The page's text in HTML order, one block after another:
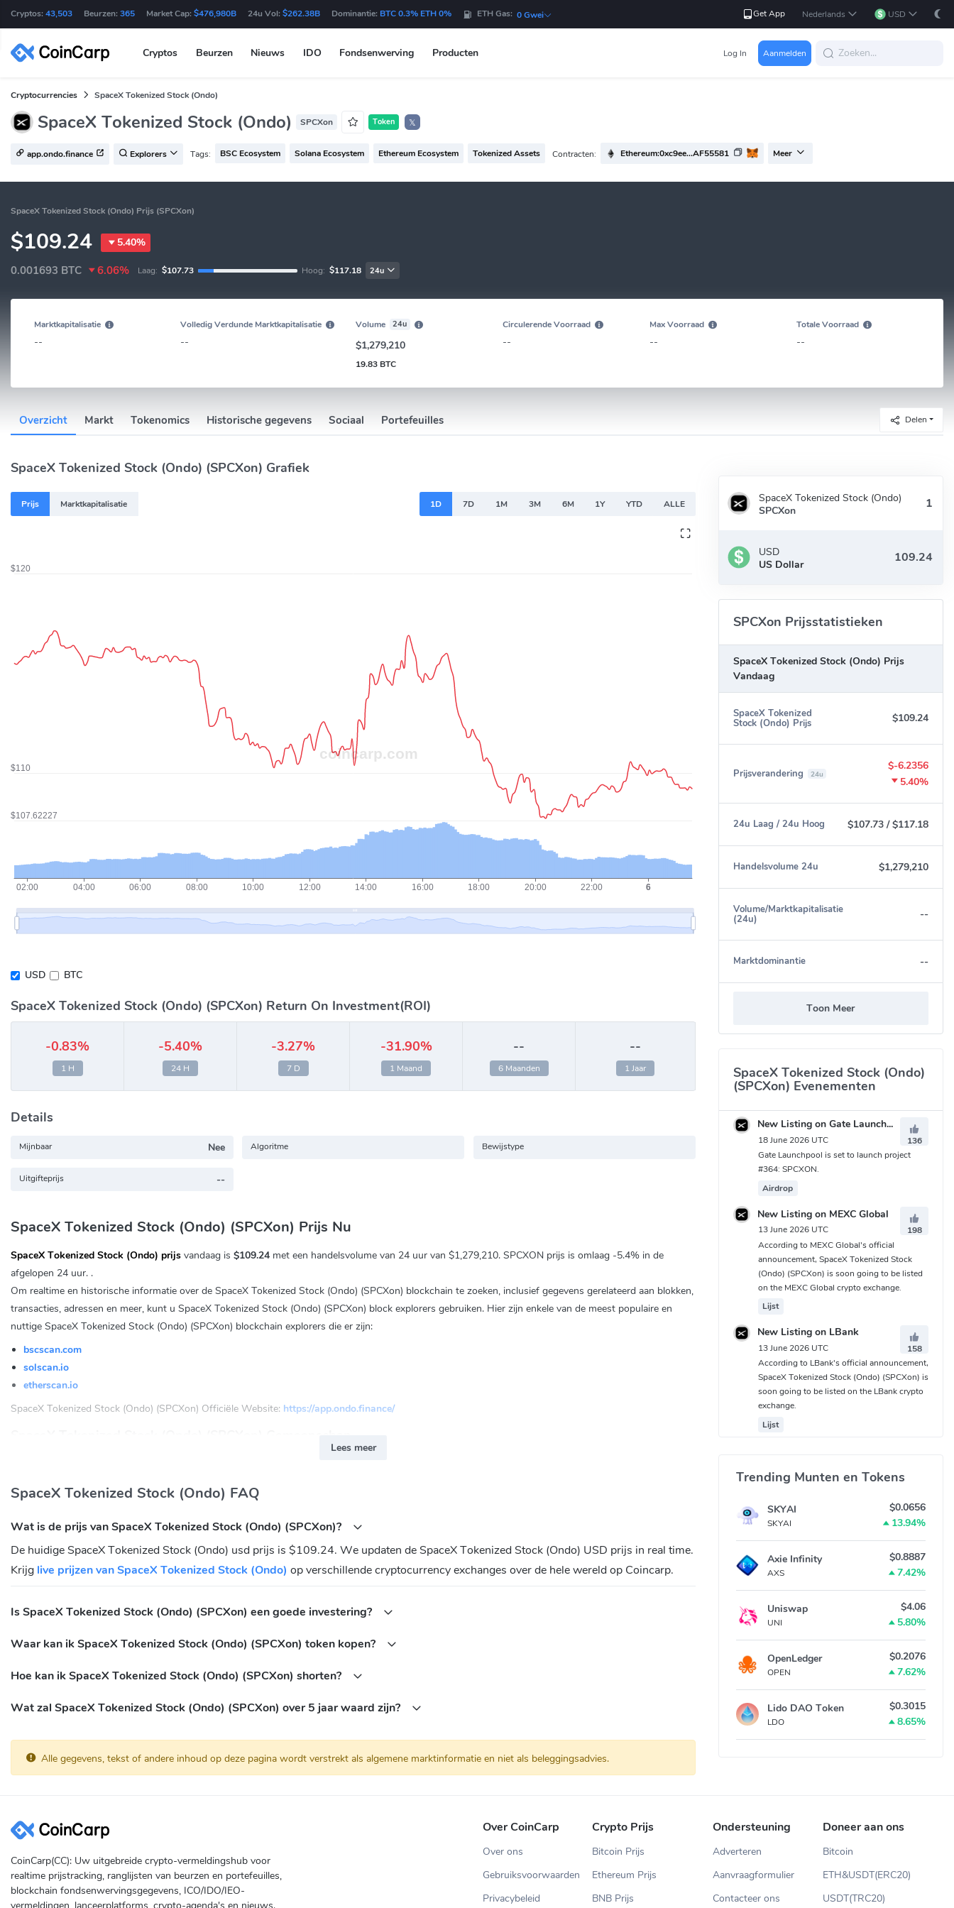
Cryptos: 43,503 Beurzen: 365 Market Cap: $476,980B 24u Vol: $262.38B Dominantie: BTC 0.3% ETH 0% ETH Gas: 0 Gwei Get App Nederlands USD
Cryptos Beurzen Nieuws IDO Fondsenwerving Producten Log In Aanmelden
Cryptocurrencies SpaceX Tokenized Stock (Ondo)
SpaceX Tokenized Stock (Ondo) SPCXon Token 𝕏
app.ondo.finance Explorers Tags: BSC Ecosystem Solana Ecosystem Ethereum Ecosystem Tokenized Assets Contracten: Ethereum:0xc9ee...AF55581 Meer
SpaceX Tokenized Stock (Ondo) Prijs (SPCXon)
$109.24 5.40%
0.001693 BTC 6.06% Laag: $107.73 Hoog: $117.18 24u
Marktkapitalisatie
--
Volledig Verdunde Marktkapitalisatie
--
Volume 24u
$1,279,210
19.83 BTC
Circulerende Voorraad
--
Max Voorraad
--
Totale Voorraad
--
Overzicht Markt Tokenomics Historische gegevens Sociaal Portefeuilles Delen
SpaceX Tokenized Stock (Ondo) (SPCXon) Grafiek
Prijs Marktkapitalisatie 1D 7D 1M 3M 6M 1Y YTD ALLE
USD BTC
SpaceX Tokenized Stock (Ondo) (SPCXon) Return On Investment(ROI)
-0.83%
1 H
-5.40%
24 H
-3.27%
7 D
-31.90%
1 Maand
--
6 Maanden
--
1 Jaar
Details
Mijnbaar Nee Algoritme Bewijstype
Uitgifteprijs --
SpaceX Tokenized Stock (Ondo) (SPCXon) Prijs Nu
SpaceX Tokenized Stock (Ondo) prijs vandaag is $109.24 met een handelsvolume van 24 uur van $1,279,210. SPCXON prijs is omlaag -5.4% in de
afgelopen 24 uur. .
Om realtime en historische informatie over de SpaceX Tokenized Stock (Ondo) (SPCXon) blockchain te zoeken, inclusief gegevens gerelateerd aan blokken,
transacties, adressen en meer, kunt u SpaceX Tokenized Stock (Ondo) (SPCXon) block explorers gebruiken. Hier zijn enkele van de meest populaire en
nuttige SpaceX Tokenized Stock (Ondo) (SPCXon) blockchain explorers die er zijn:
bscscan.com
solscan.io
etherscan.io
SpaceX Tokenized Stock (Ondo) (SPCXon) Officiële Website: https://app.ondo.finance/
Wat is het contractadres van SpaceX Tokenized Stock (Ondo) (SPCXon)?
BNB Chain(BEP20): 0xd0a58BC9D88D3FF48C0294Cb7e45937d0E41A928
Solana:wzAyQTorWyoVXuJKj2x8EqKEGJpS13z6EWE9z5Aondo
Lees meer
SpaceX Tokenized Stock (Ondo) FAQ
Wat is de prijs van SpaceX Tokenized Stock (Ondo) (SPCXon)?
De huidige SpaceX Tokenized Stock (Ondo) usd prijs is $109.24. We updaten de SpaceX Tokenized Stock (Ondo) USD prijs in real time.
Krijg live prijzen van SpaceX Tokenized Stock (Ondo) op verschillende cryptocurrency exchanges over de hele wereld op Coincarp.
Is SpaceX Tokenized Stock (Ondo) (SPCXon) een goede investering?
Waar kan ik SpaceX Tokenized Stock (Ondo) (SPCXon) token kopen?
Hoe kan ik SpaceX Tokenized Stock (Ondo) (SPCXon) shorten?
Wat zal SpaceX Tokenized Stock (Ondo) (SPCXon) over 5 jaar waard zijn?
Alle gegevens, tekst of andere inhoud op deze pagina wordt verstrekt als algemene marktinformatie en niet als beleggingsadvies.
SpaceX Tokenized Stock (Ondo)
SPCXon
USD
US Dollar
SPCXon Prijsstatistieken
SpaceX Tokenized Stock (Ondo) Prijs
Vandaag
SpaceX Tokenized
Stock (Ondo) Prijs $109.24
Prijsverandering 24u
$-6.2356
5.40%
24u Laag / 24u Hoog $107.73 /$117.18
Handelsvolume 24u $1,279,210
Volume/Marktkapitalisatie
(24u) --
Marktdominantie --
Toon Meer
SpaceX Tokenized Stock (Ondo)
(SPCXon) Evenementen
New Listing on Gate Launchpool
18 June 2026 UTC
136
Gate Launchpool is set to launch project
#364: SPCXON.
Airdrop
New Listing on MEXC Global
13 June 2026 UTC
198
According to MEXC Global's official
announcement, SpaceX Tokenized Stock
(Ondo) (SPCXon) is soon going to be listed
on the MEXC Global crypto exchange.
Lijst
New Listing on LBank
13 June 2026 UTC
158
According to LBank's official announcement,
SpaceX Tokenized Stock (Ondo) (SPCXon) is
soon going to be listed on the LBank crypto
exchange.
Lijst
Trending Munten en Tokens
SKYAI
SKYAI
$0.0656
13.94%
Axie Infinity
AXS
$0.8887
7.42%
Uniswap
UNI
$4.06
5.80%
OpenLedger
OPEN
$0.2076
7.62%
Lido DAO Token
LDO
$0.3015
8.65%
CoinCarp(CC): Uw uitgebreide crypto-vermeldingshub voor
realtime prijstracking, ranglijsten van beurzen en portefeuilles,
blockchain fondsenwervingsgegevens, ICO/IDO/IEO-
Over CoinCarp
Over ons
Gebruiksvoorwaarden
Privacybeleid
Crypto Prijs
Bitcoin Prijs
Ethereum Prijs
BNB Prijs
Ondersteuning
Adverteren
Aanvraagformulier
Contacteer ons
Doneer aan ons
Bitcoin
ETH&USDT(ERC20)
USDT(TRC20)